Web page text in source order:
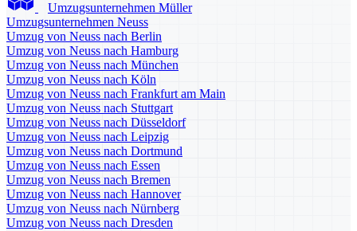
Umzugsunternehmen Müller
Umzugsunternehmen Neuss
Umzug von Neuss nach Berlin
Umzug von Neuss nach Hamburg
Umzug von Neuss nach München
Umzug von Neuss nach Köln
Umzug von Neuss nach Frankfurt am Main
Umzug von Neuss nach Stuttgart
Umzug von Neuss nach Düsseldorf
Umzug von Neuss nach Leipzig
Umzug von Neuss nach Dortmund
Umzug von Neuss nach Essen
Umzug von Neuss nach Bremen
Umzug von Neuss nach Hannover
Umzug von Neuss nach Nürnberg
Umzug von Neuss nach Dresden